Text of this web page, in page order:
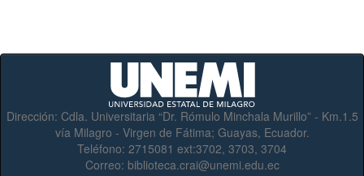
Dirección: Cdla. Universitaria “Dr. Rómulo Minchala Murillo” - Km.1.5
vía Milagro - Virgen de Fátima; Guayas, Ecuador.
Teléfono: 2715081 ext:3702, 3703, 3704
Correo: biblioteca.crai@unemi.edu.ec